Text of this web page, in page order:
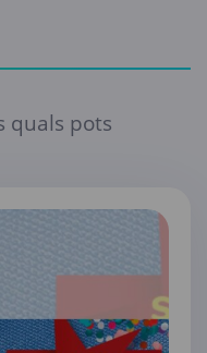
quals pots